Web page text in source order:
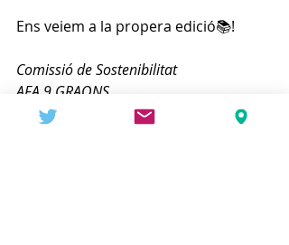
Ens veiem a la propera edició📚!
Comissió de Sostenibilitat
AFA 9 GRAONS